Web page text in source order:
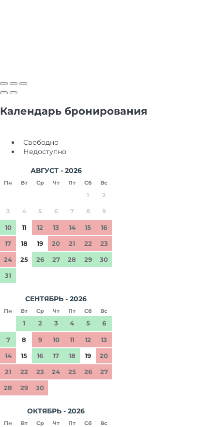
Календарь бронирования
Свободно
Недоступно
АВГУСТ - 2026
Пн Вт Ср Чт Пт Сб Вс
1 2
3 4 5 6 7 8 9
10 11 12 13 14 15 16
17 18 19 20 21 22 23
24 25 26 27 28 29 30
31
СЕНТЯБРЬ - 2026
Пн Вт Ср Чт Пт Сб Вс
1 2 3 4 5 6
7 8 9 10 11 12 13
14 15 16 17 18 19 20
21 22 23 24 25 26 27
28 29 30
ОКТЯБРЬ - 2026
Пн Вт Ср Чт Пт Сб Вс